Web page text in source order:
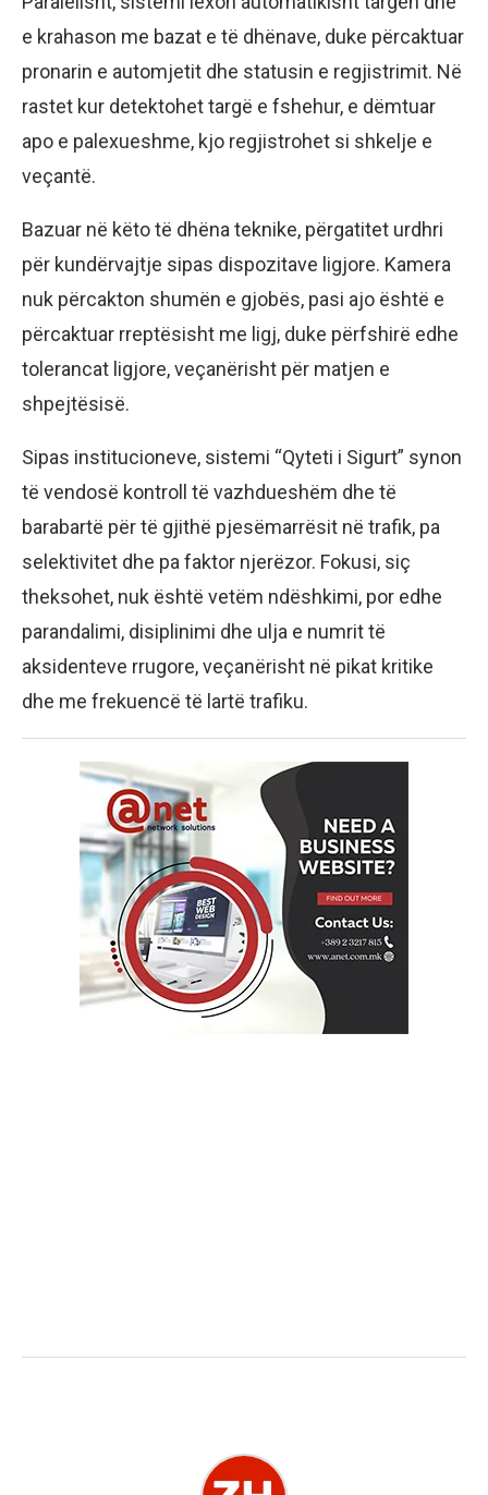
e krahason me bazat e të dhënave, duke përcaktuar
pronarin e automjetit dhe statusin e regjistrimit. Në
rastet kur detektohet targë e fshehur, e dëmtuar
apo e palexueshme, kjo regjistrohet si shkelje e
veçantë.
Bazuar në këto të dhëna teknike, përgatitet urdhri
për kundërvajtje sipas dispozitave ligjore. Kamera
nuk përcakton shumën e gjobës, pasi ajo është e
përcaktuar rreptësisht me ligj, duke përfshirë edhe
tolerancat ligjore, veçanërisht për matjen e
shpejtësisë.
Sipas institucioneve, sistemi “Qyteti i Sigurt” synon
të vendosë kontroll të vazhdueshëm dhe të
barabartë për të gjithë pjesëmarrësit në trafik, pa
selektivitet dhe pa faktor njerëzor. Fokusi, siç
theksohet, nuk është vetëm ndëshkimi, por edhe
parandalimi, disiplinimi dhe ulja e numrit të
aksidenteve rrugore, veçanërisht në pikat kritike
dhe me frekuencë të lartë trafiku.